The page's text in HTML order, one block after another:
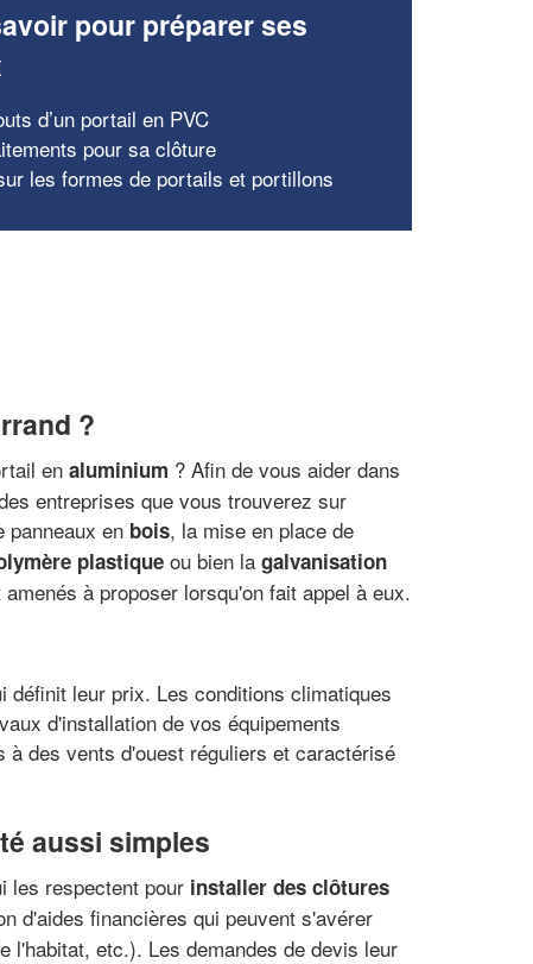
pour préparer ses
d’un portail en PVC
pour sa clôture
les formes de portails et portillons
?
en aluminium ? Afin de vous aider dans
entreprises que vous trouverez sur
en bois, la mise en place de
plastique ou bien la galvanisation
à proposer lorsqu'on fait appel à eux.
leur prix. Les conditions climatiques
d'installation de vos équipements
des vents d'ouest réguliers et caractérisé
aussi simples
les respectent pour installer des clôtures
d'aides financières qui peuvent s'avérer
l'habitat, etc.). Les demandes de devis leur